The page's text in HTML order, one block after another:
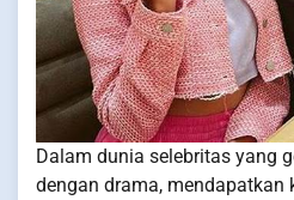
Dalam dunia selebritas yang
dengan drama, mendapatkan